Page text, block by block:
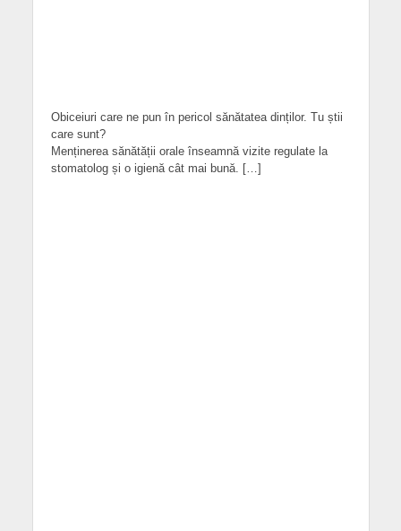
Obiceiuri care ne pun în pericol sănătatea dinților. Tu știi
care sunt?
Menținerea sănătății orale înseamnă vizite regulate la
stomatolog și o igienă cât mai bună. […]